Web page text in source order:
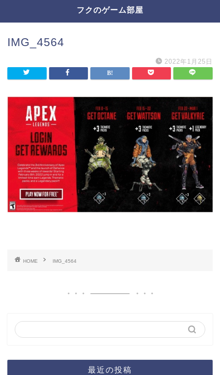
フクのゲーム部屋
IMG_4564
2022年1月25日
HOME IMG_4564
最近の投稿